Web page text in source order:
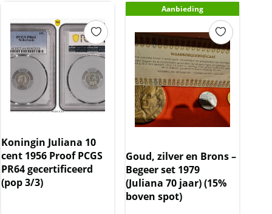
Koningin Juliana 10
cent 1956 Proof PCGS
PR64 gecertificeerd
(pop 3/3)
Aanbieding
Goud, zilver en Brons –
Begeer set 1979
(Juliana 70 jaar) (15%
boven spot)